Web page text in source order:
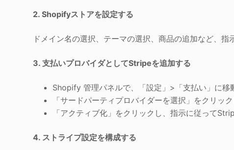
2. Shopifyストアを設定する
ドメイン名の選択、テーマの選択、商品の追加など、指
3. 支払いプロバイダとしてStripeを追加する
Shopify 管理パネルで、「設定」>「支払い」に移
「サードパーティプロバイダーを選択」をクリッ
「アクティブ化」をクリックし、指示に従って
4. ストライプ設定を構成する